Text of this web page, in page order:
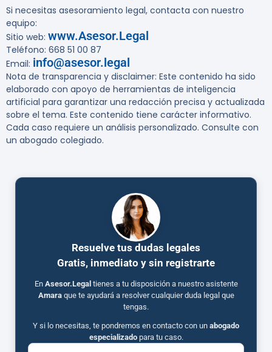
Si necesitas asesoramiento legal, contacta con nuestro
equipo:
Sitio web: www.Asesor.Legal
Teléfono: 668 51 00 87
Email: info@asesor.legal
Nota de transparencia y disclaimer: Este contenido ha sido
elaborado con apoyo de herramientas de inteligencia
artificial para garantizar una redacción precisa y actualizada
sobre el tema. Este contenido tiene carácter informativo.
Cada caso requiere un análisis personalizado. Consulte con
un abogado colegiado.
Resuelve tus dudas legales
Gratis, inmediato y sin registrarte
En Asesor.Legal tienes a tu disposición a nuestro asistente
Amaraque te ayudará a resolver cualquier duda legal que
tengas.
Y si lo necesitas, te pondremos en contacto con un abogado
especializadopara tu caso.